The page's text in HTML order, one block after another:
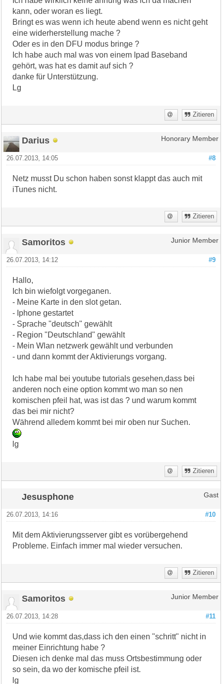
kann, oder woran es liegt.
Bringt es was wenn ich heute abend wenn es nicht geht
eine widerherstellung mache ?
Oder es in den DFU modus bringe ?
Ich habe auch mal was von einem Ipad Baseband
gehört, was hat es damit auf sich ?
danke für Unterstützung.
Lg
Zitieren
Darius Honorary Member
#8
26.07.2013, 14:05
Netz musst Du schon haben sonst klappt das auch mit
iTunes nicht.
Zitieren
Samoritos Junior Member
#9
26.07.2013, 14:12
Hallo,
Ich bin wiefolgt vorgeganen.
- Meine Karte in den slot getan.
- Iphone gestartet
- Sprache "deutsch" gewählt
- Region "Deutschland" gewählt
- Mein Wlan netzwerk gewählt und verbunden
- und dann kommt der Aktivierungs vorgang.
Ich habe mal bei youtube tutorials gesehen,dass bei
anderen noch eine option kommt wo man so nen
komischen pfeil hat, was ist das ? und warum kommt
das bei mir nicht?
Während alledem kommt bei mir oben nur Suchen.
lg
Zitieren
Jesusphone Gast
#10
26.07.2013, 14:16
Mit dem Aktivierungsserver gibt es vorübergehend
Probleme. Einfach immer mal wieder versuchen.
Zitieren
Samoritos Junior Member
#11
26.07.2013, 14:28
Und wie kommt das,dass ich den einen "schritt" nicht in
meiner Einrichtung habe ?
Diesen ich denke mal das muss Ortsbestimmung oder
so sein, da wo der komische pfeil ist.
lg